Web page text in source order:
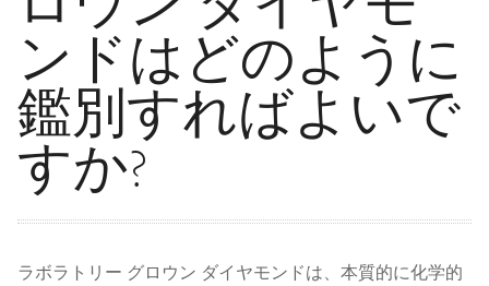
ンドはどのように
鑑別すればよいで
すか?
ラボラトリー グロウン ダイヤモンドは、本質的に化学的